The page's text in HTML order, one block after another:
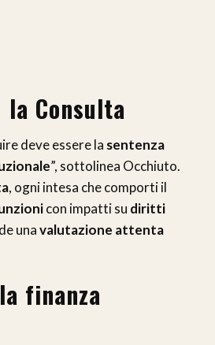
la Consulta
deve essere la sentenza
”, sottolinea Occhiuto.
, ogni intesa che comporti il
con impatti su diritti
unavalutazione attenta
finanza